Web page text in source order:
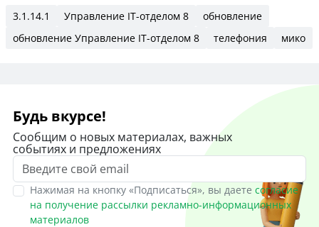
3.1.14.1 Управление IT-отделом 8
обновление
обновление Управление IT-отделом 8
телефония мико
Будь вкурсе!
Сообщим о новых материалах, важных
событиях и предложениях
Нажимая на кнопку «Подписаться», вы даете согласие
на получение рассылки рекламно-информационных
материалов